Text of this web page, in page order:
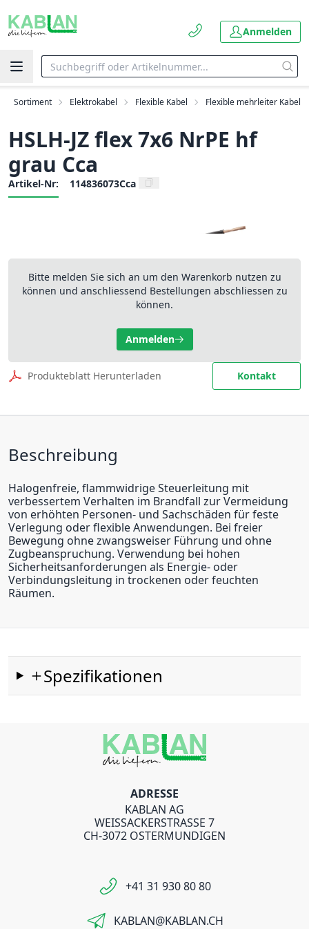
Anmelden
Sortiment Elektrokabel Flexible Kabel Flexible mehrleiter Kabel
HSLH-JZ flex 7x6 NrPE hf
grau Cca
Artikel-Nr: 114836073Cca
Bitte melden Sie sich an um den Warenkorb nutzen zu
können und anschliessend Bestellungen abschliessen zu
können.
Anmelden
Produkteblatt Herunterladen Kontakt
Beschreibung
Halogenfreie, flammwidrige Steuerleitung mit
verbessertem Verhalten im Brandfall zur Vermeidung
von erhöhten Personen- und Sachschäden für feste
Verlegung oder flexible Anwendungen. Bei freier
Bewegung ohne zwangsweiser Führung und ohne
Zugbeanspruchung. Verwendung bei hohen
Sicherheitsanforderungen als Energie- oder
Verbindungsleitung in trockenen oder feuchten
Räumen.
Spezifikationen
ADRESSE
KABLAN AG
WEISSACKERSTRASSE 7
CH-3072 OSTERMUNDIGEN
+41 31 930 80 80
KABLAN@KABLAN.CH